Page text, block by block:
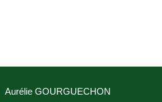
Aurélie GOURGUECHON